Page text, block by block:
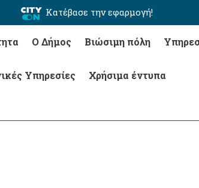
Κατέβασε την εφαρμογή!
Ο Δήμος Βιώσιμη πόλη
Υπηρεσίες Χρήσιμα έντυπα